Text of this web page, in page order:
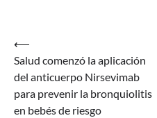
Navegación
de
entradas
⟵
Salud comenzó la aplicación
del anticuerpo Nirsevimab
para prevenir la bronquiolitis
en bebés de riesgo